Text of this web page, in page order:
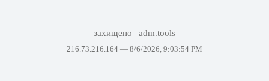
захищено adm.tools
216.73.216.164 — 8/6/2026, 9:03:54 PM